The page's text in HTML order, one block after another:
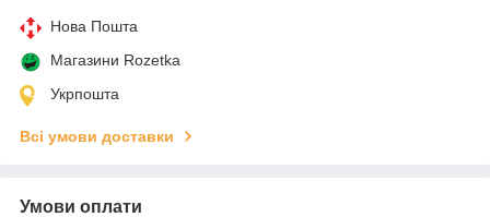
Нова Пошта
Магазини Rozetka
Укрпошта
Всі умови доставки
Умови оплати